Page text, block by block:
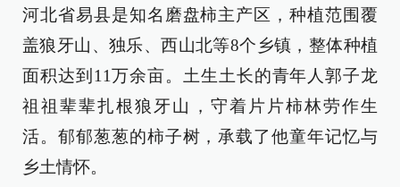
河北省易县是知名磨盘柿主产区，种植范围覆
盖狼牙山、独乐、西山北等8个乡镇，整体种植
面积达到11万余亩。土生土长的青年人郭子龙
祖祖辈辈扎根狼牙山，守着片片柿林劳作生
活。郁郁葱葱的柿子树，承载了他童年记忆与
乡土情怀。